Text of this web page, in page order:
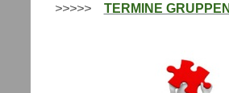
>>>>> TERMINE